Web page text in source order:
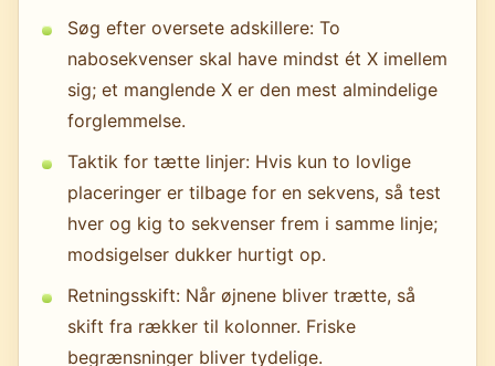
Søg efter oversete adskillere: To
nabosekvenser skal have mindst ét X imellem
sig; et manglende X er den mest almindelige
forglemmelse.
Taktik for tætte linjer: Hvis kun to lovlige
placeringer er tilbage for en sekvens, så test
hver og kig to sekvenser frem i samme linje;
modsigelser dukker hurtigt op.
Retningsskift: Når øjnene bliver trætte, så
skift fra rækker til kolonner. Friske
begrænsninger bliver tydelige.